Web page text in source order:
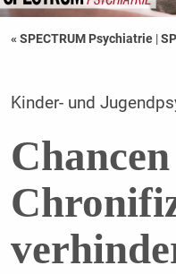
« SPECTRUM Psychiatrie |
Kinder- und